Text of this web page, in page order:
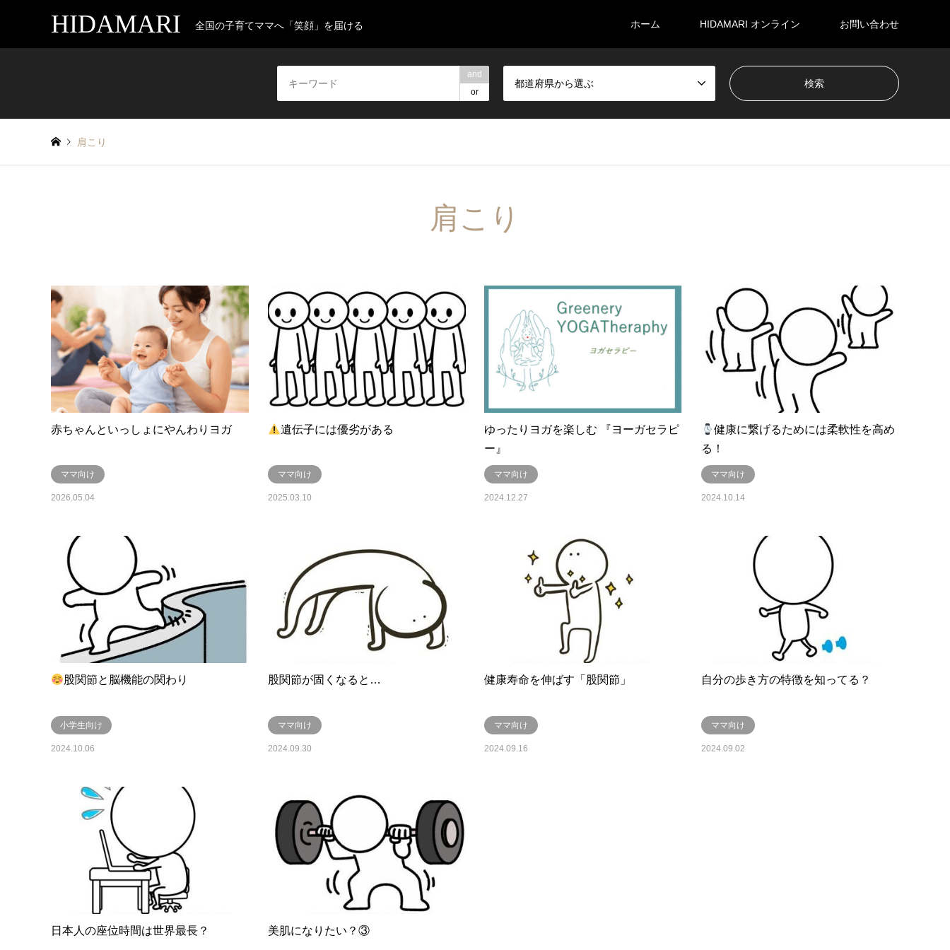
HIDAMARI 全国の子育てママへ「笑顔」を届ける ホーム HIDAMARI オンライン お問い合わせ
and
or
都道府県から選ぶ
肩こり
肩こり
赤ちゃんといっしょにやんわりヨガ
ママ向け
2026.05.04
遺伝子には優劣がある
ママ向け
2025.03.10
ゆったりヨガを楽しむ 『ヨーガセラピ
ー』
ママ向け
2024.12.27
健康に繋げるためには柔軟性を高め
る！
ママ向け
2024.10.14
股関節と脳機能の関わり
小学生向け
2024.10.06
股関節が固くなると…
ママ向け
2024.09.30
健康寿命を伸ばす「股関節」
ママ向け
2024.09.16
自分の歩き方の特徴を知ってる？
ママ向け
2024.09.02
日本人の座位時間は世界最長？ 美肌になりたい？③